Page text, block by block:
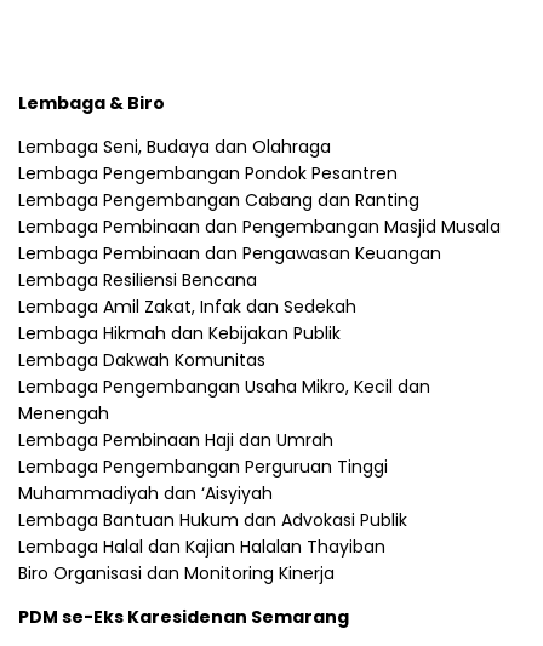
Lembaga & Biro
Lembaga Seni, Budaya dan Olahraga
Lembaga Pengembangan Pondok Pesantren
Lembaga Pengembangan Cabang dan Ranting
Lembaga Pembinaan dan Pengembangan Masjid Musala
Lembaga Pembinaan dan Pengawasan Keuangan
Lembaga Resiliensi Bencana
Lembaga Amil Zakat, Infak dan Sedekah
Lembaga Hikmah dan Kebijakan Publik
Lembaga Dakwah Komunitas
Lembaga Pengembangan Usaha Mikro, Kecil dan
Menengah
Lembaga Pembinaan Haji dan Umrah
Lembaga Pengembangan Perguruan Tinggi
Muhammadiyah dan ‘Aisyiyah
Lembaga Bantuan Hukum dan Advokasi Publik
Lembaga Halal dan Kajian Halalan Thayiban
Biro Organisasi dan Monitoring Kinerja
PDM se-Eks Karesidenan Semarang